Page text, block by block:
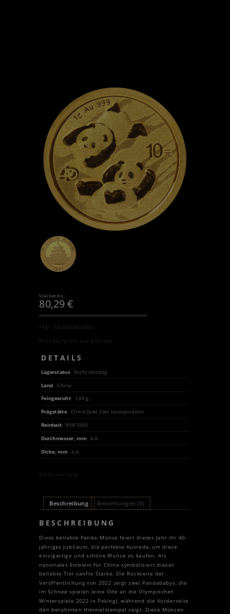
Stückpreis:
80,29€
zzgl.Versandkosten
Rückkaufpreis auf Anfrage.
DETAILS
Lagerstatus
Nicht vorrätig
Land
China
Feingewicht
1,00 g
Prägstätte China Gold Coin Incorporation
Reinheit 999/1000
Durchmesser, mm
k.A.
Dicke, mm
k.A.
Nicht vorrätig
Beschreibung Bewertungen (0)
BESCHREIBUNG
Diese beliebte Panda-Münze feiert dieses Jahr ihr 40-
jähriges Jubiläum, die perfekte Ausrede, um diese
einzigartige und schöne Münze zu kaufen. Als
nationales Emblem für China symbolisiert dieses
beliebte Tier sanfte Stärke. Die Rückseite der
Veröffentlichung von 2022 zeigt zwei Pandababys, die
im Schnee spielen (eine Ode an die Olympischen
Winterspiele 2022 in Peking), während die Vorderseite
den berühmten Himmelstempel zeigt. Diese Münzen